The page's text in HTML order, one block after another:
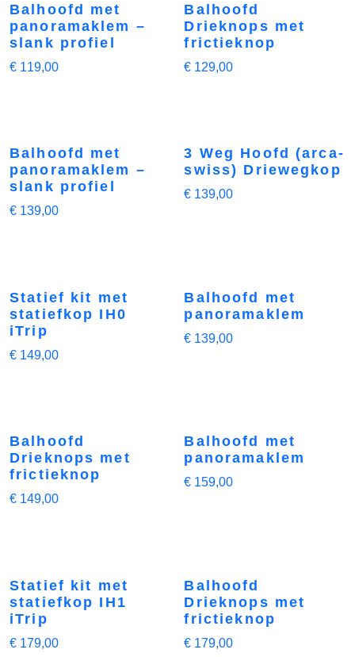
Balhoofd met
panoramaklem –
slank profiel
€ 119,00
Balhoofd
Drieknops met
frictieknop
€ 129,00
Balhoofd met
panoramaklem –
slank profiel
€ 139,00
3 Weg Hoofd (arca-
swiss) Driewegkop
€ 139,00
Statief kit met
statiefkop IH0
iTrip
€ 149,00
Balhoofd met
panoramaklem
€ 139,00
Balhoofd
Drieknops met
frictieknop
€ 149,00
Balhoofd met
panoramaklem
€ 159,00
Statief kit met
statiefkop IH1
iTrip
€ 179,00
Balhoofd
Drieknops met
frictieknop
€ 179,00